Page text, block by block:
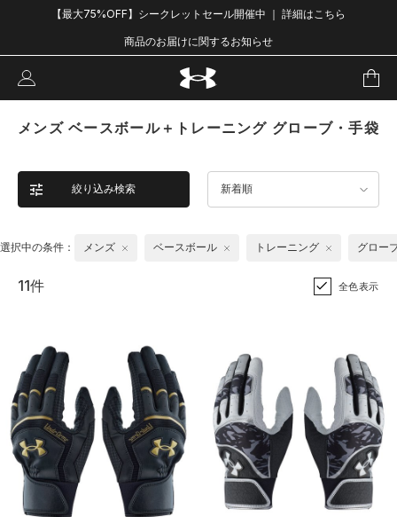
【最大75%OFF】シークレットセール開催中 ｜ 詳細はこちら
商品のお届けに関するお知らせ
メンズ ベースボール＋トレーニング グローブ・手袋
絞り込み検索 新着順
選択中の条件： メンズ ベースボール トレーニング グロー
11件 全色表示